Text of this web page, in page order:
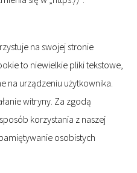
na swojej stronie
to niewielkie pliki tekstowe,
na urządzeniu użytkownika.
witryny. Za zgodą
korzystania z naszej
osobistych